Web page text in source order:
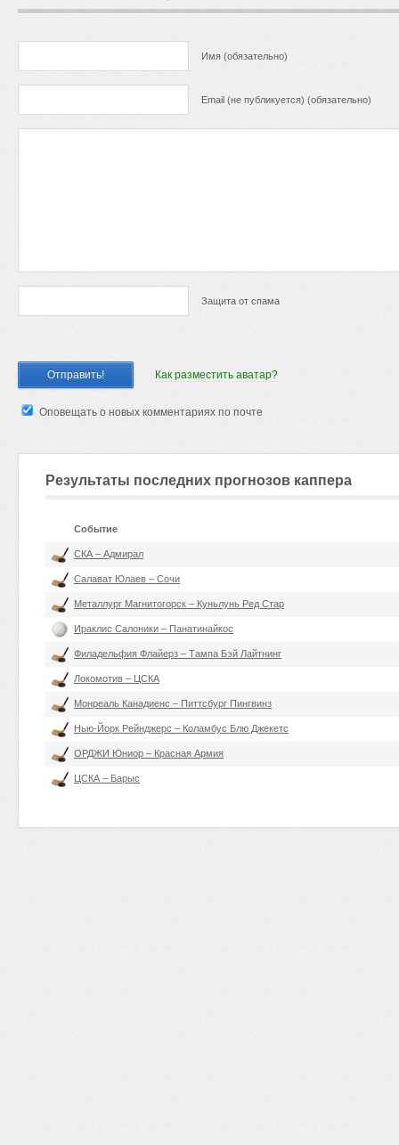
Имя (обязательно)
Email (не публикуется) (обязательно)
Защита от спама
Как разместить аватар?
Оповещать о новых комментариях по почте
Результаты последних прогнозов каппера
Событие
СКА – Адмирал
Салават Юлаев – Сочи
Металлург Магнитогорск – Куньлунь Ред Стар
Ираклис Салоники – Панатинайкос
Филадельфия Флайерз – Тампа Бэй Лайтнинг
Локомотив – ЦСКА
Монреаль Канадиенс – Питтсбург Пингвинз
Нью-Йорк Рейнджерс – Коламбус Блю Джекетс
ОРДЖИ Юниор – Красная Армия
ЦСКА – Барыс